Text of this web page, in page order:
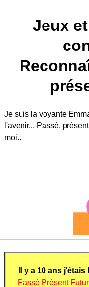
Jeux
Je suis la voyante
l'avenir... Passé,
moi...
Passé Présent Futur